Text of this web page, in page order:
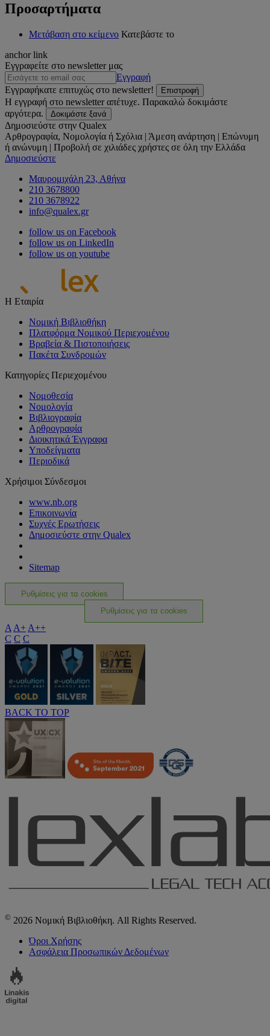
Προσαρτήματα
Μετάβαση στο κείμενο Κατεβάστε το
anchor link
Εγγραφείτε στο newsletter μας
Εγγραφή
Εγγραφήκατε επιτυχώς στο newsletter!
Επιστροφή
Η εγγραφή στο newsletter απέτυχε. Παρακαλώ δοκιμάστε
αργότερα.
Δοκιμάστε ξανά
Δημοσιεύστε στην Qualex
Αρθρογραφία, Νομολογία ή Σχόλια | Άμεση ανάρτηση | Επώνυμη
ή ανώνυμη | Προβολή σε χιλιάδες χρήστες σε όλη την Ελλάδα
Δημοσιεύστε
Μαυρομιχάλη 23, Αθήνα
210 3678800
210 3678922
info@qualex.gr
follow us on Facebook
follow us on LinkedIn
follow us on youtube
Η Εταιρία
Νομική Βιβλιοθήκη
Πλατφόρμα Νομικού Περιεχομένου
Βραβεία & Πιστοποιήσεις
Πακέτα Συνδρομών
Κατηγορίες Περιεχομένου
Νομοθεσία
Νομολογία
Βιβλιογραφία
Αρθρογραφία
Διοικητικά Έγγραφα
Υποδείγματα
Περιοδικά
Χρήσιμοι Σύνδεσμοι
www.nb.org
Επικοινωνία
Συχνές Ερωτήσεις
Δημοσιεύστε στην Qualex
Sitemap
Ρυθμίσεις για τα cookies
Ρυθμίσεις για τα cookies
A A+ A++
C C C
BACK TO TOP
© 2026 Νομική Βιβλιοθήκη. All Rights Reserved.
Όροι Χρήσης
Ασφάλεια Προσωπικών Δεδομένων